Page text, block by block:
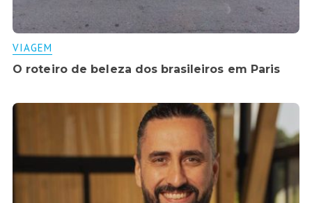
VIAGEM
O roteiro de beleza dos brasileiros em Paris